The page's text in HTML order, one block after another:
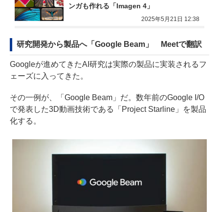
ンガも作れる「Imagen 4」
2025年5月21日 12:38
研究開発から製品へ「Google Beam」 Meetで翻訳
Googleが進めてきたAI研究は実際の製品に実装されるフ
ェーズに入ってきた。
その一例が、「Google Beam」だ。数年前のGoogle I/O
で発表した3D動画技術である「Project Starline」を製品
化する。